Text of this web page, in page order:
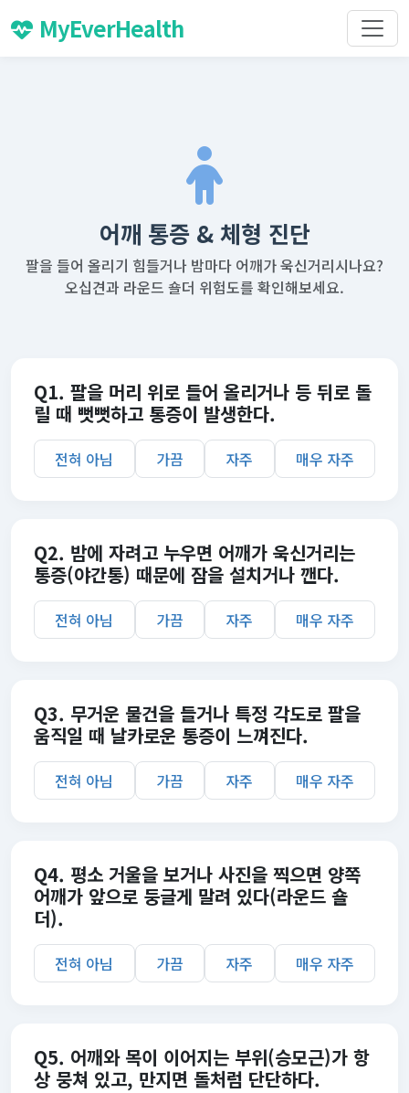
MyEverHealth
어깨 통증 & 체형 진단
팔을 들어 올리기 힘들거나 밤마다 어깨가 욱신거리시나요?
오십견과 라운드 숄더 위험도를 확인해보세요.
Q1. 팔을 머리 위로 들어 올리거나 등 뒤로 돌
릴 때 뻣뻣하고 통증이 발생한다.
전혀 아님 가끔 자주 매우 자주
Q2. 밤에 자려고 누우면 어깨가 욱신거리는
통증(야간통) 때문에 잠을 설치거나 깬다.
전혀 아님 가끔 자주 매우 자주
Q3. 무거운 물건을 들거나 특정 각도로 팔을
움직일 때 날카로운 통증이 느껴진다.
전혀 아님 가끔 자주 매우 자주
Q4. 평소 거울을 보거나 사진을 찍으면 양쪽
어깨가 앞으로 둥글게 말려 있다(라운드 숄
더).
전혀 아님 가끔 자주 매우 자주
Q5. 어깨와 목이 이어지는 부위(승모근)가 항
상 뭉쳐 있고, 만지면 돌처럼 단단하다.